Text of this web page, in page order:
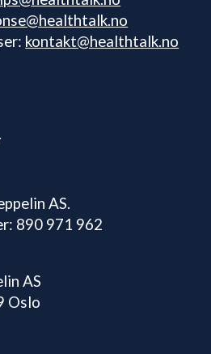
kontakt@healthtalk.no
AS.
890 971 962
AS
Oslo